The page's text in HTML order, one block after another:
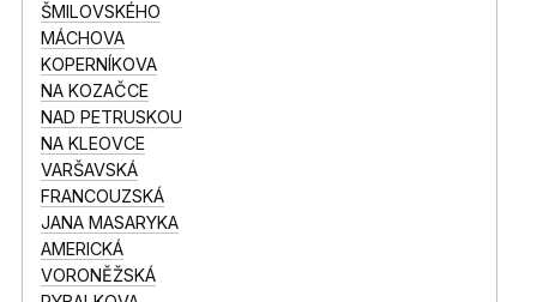
ŠMILOVSKÉHO
MÁCHOVA
KOPERNÍKOVA
NA KOZAČCE
NAD PETRUSKOU
NA KLEOVCE
VARŠAVSKÁ
FRANCOUZSKÁ
JANA MASARYKA
AMERICKÁ
VORONĚŽSKÁ